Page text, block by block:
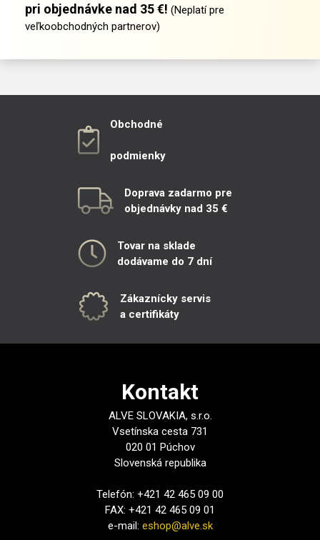
pri objednávke nad 35 €! (Neplatí pre
veľkoobchodných partnerov)
Obchodné
podmienky
Doprava zadarmo pre
objednávky nad 35 €
Tovar na sklade
dodávame do 7 dní
Zákaznícky servis
a certifikáty
Kontakt
ALVE SLOVAKIA, s.r.o.
Vsetínska cesta 731
020 01 Púchov
Slovenská republika
Telefón: +421 42 465 09 00
FAX: +421 42 465 09 01
e-mail: eshop@alve.sk